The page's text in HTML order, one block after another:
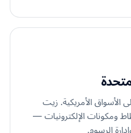
الأمريكية. زيت
ومكونات الإلكترونيات —
الرسوم.